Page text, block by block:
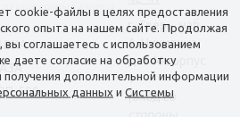
персональных данных
500
г. Тверь, наб.
А. Никитина,
д. 144 корпус
1
(вход со
cookie-файлы в целях предоставления
опыта на нашем сайте. Продолжая
соглашаетесь с использованием
даете согласие на обработку
дополнительной информации
данных и Системы